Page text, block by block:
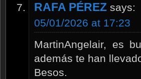
RAFA PÉREZ says:
05/01/2026 at 17:23
MartinAngelair, es
además te han
Besos.